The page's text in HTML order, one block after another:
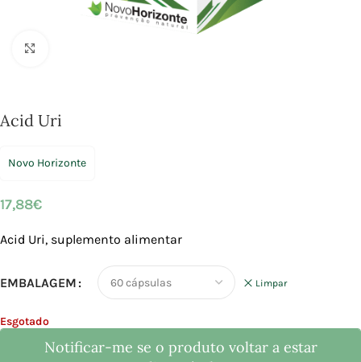
Acid Uri
Novo Horizonte
17,88€
Acid Uri, suplemento alimentar
EMBALAGEM Limpar
Esgotado
Notificar-me se o produto voltar a estar